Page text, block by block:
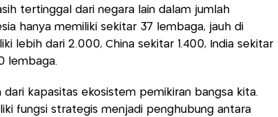
tertinggal dari negara lain dalam jumlah
hanya memiliki sekitar 37 lembaga, jauh di
lebih dari 2.000, China sekitar 1.400, India sekitar
lembaga.
dari kapasitas ekosistem pemikiran bangsa kita.
fungsi strategis menjadi penghubung antara